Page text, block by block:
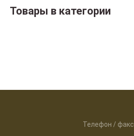
Товары в категории
Телефон / факс